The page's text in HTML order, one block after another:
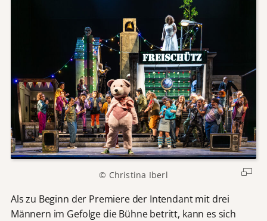
© Christina Iberl
Als zu Beginn der Premiere der Intendant mit drei
Männern im Gefolge die Bühne betritt, kann es sich